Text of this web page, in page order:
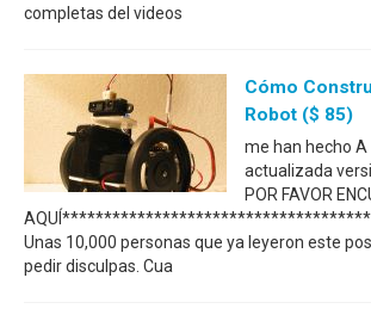
completas del videos
Cómo
Robot ($ 85)
me han hecho A
actualizada
POR FAVOR
Unas 10,000 personas que ya leyeron este
pedir disculpas. Cua